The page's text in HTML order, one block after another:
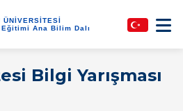
ÜNİVERSİTESİ
Ana Bilim Dalı
Bilgi Yarışması